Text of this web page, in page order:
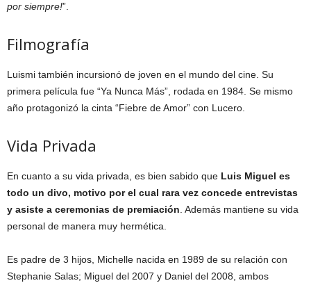
por siempre!”.
Filmografía
Luismi también incursionó de joven en el mundo del cine. Su
primera película fue “Ya Nunca Más”, rodada en 1984. Se mismo
año protagonizó la cinta “Fiebre de Amor” con Lucero.
Vida Privada
En cuanto a su vida privada, es bien sabido que Luis Miguel es
todo un divo, motivo por el cual rara vez concede entrevistas
y asiste a ceremonias de premiación. Además mantiene su vida
personal de manera muy hermética.
Es padre de 3 hijos, Michelle nacida en 1989 de su relación con
Stephanie Salas; Miguel del 2007 y Daniel del 2008, ambos